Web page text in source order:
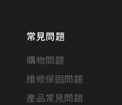
常見問題
購物問題
維修保固問題
產品常見問題